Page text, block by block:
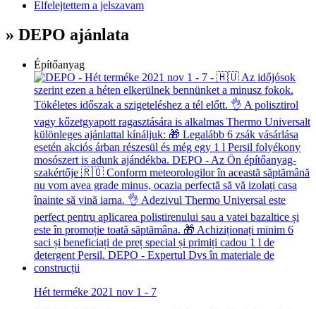
Elfelejtettem a jelszavam
» DEPO ajánlata
Építőanyag
Hét terméke 2021 nov 1 - 7